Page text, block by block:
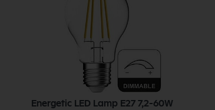
Energetic LED Lamp E27 7,2-60W